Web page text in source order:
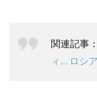
関連記事：
ィ… ロシ